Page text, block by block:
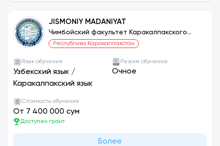
JISMONIY MADANIYAT
Чимбойский факультет Каракалпакского
государственного университета
Республика Каракалпакстан
Язык обучения
Узбекский язык /
Каракалпакский язык
Режим обучения
Очное
Стоимость обучения
От 7 400 000 сум
Доступен грант
Более